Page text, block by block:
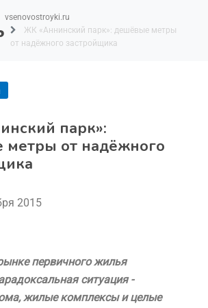
vsenovostroyki.ru
ЖК «Аннинский парк»: дешёвые метры
от надёжного застройщика
парк»:
от надёжного
2015
первичного жилья
ситуация -
жилые комплексы и целые